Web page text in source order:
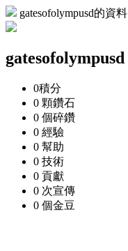
gatesofolympusd的資料
gatesofolympusd
0積分
0 顆鑽石
0 個碎鑽
0 經驗
0 幫助
0 技術
0 貢獻
0 次宣傳
0 個金豆